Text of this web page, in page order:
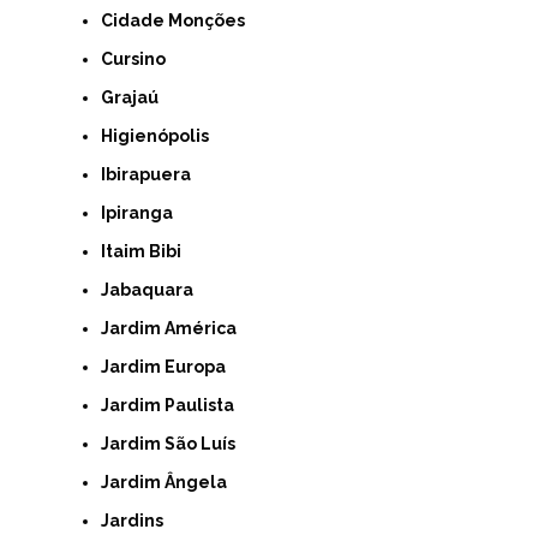
Cidade Monções
Cursino
Grajaú
Higienópolis
Ibirapuera
Ipiranga
Itaim Bibi
Jabaquara
Jardim América
Jardim Europa
Jardim Paulista
Jardim São Luís
Jardim Ângela
Jardins